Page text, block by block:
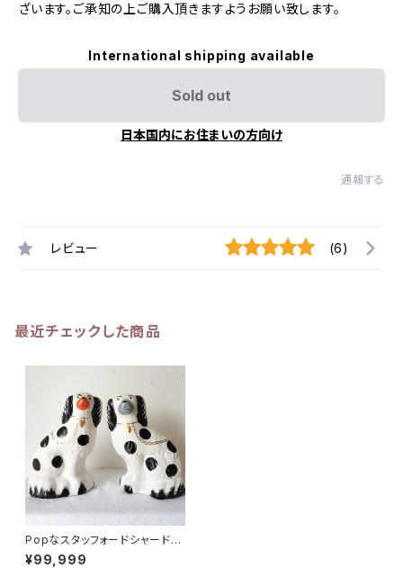
ざいます。ご承知の上ご購入頂きますようお願い致します。
International shipping available
Sold out
日本国内にお住まいの方向け
通報する
レビュー (6)
最近チェックした商品
Popなスタッフォードシャードッ
グ 高さ20cm
¥99,999